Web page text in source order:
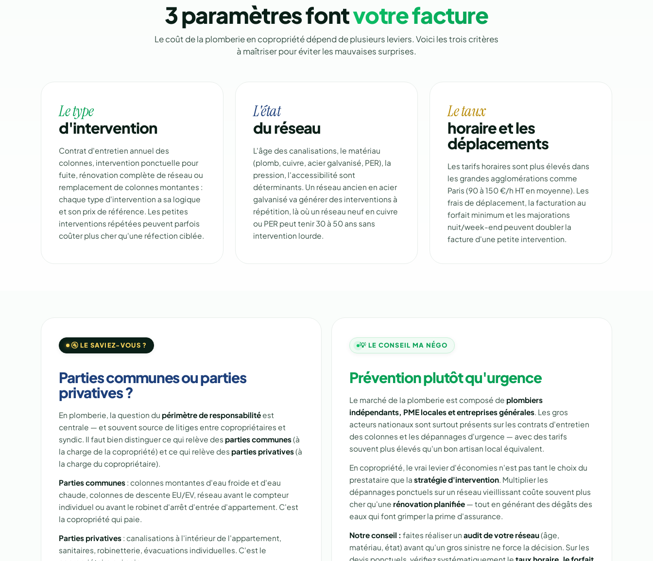
3 paramètres fontvotre facture
Le coût de la plomberie en copropriété dépend de plusieurs leviers. Voici les trois critères
à maîtriser pour éviter les mauvaises surprises.
Le type
d'intervention
Contrat d'entretien annuel des
colonnes, intervention ponctuelle pour
fuite, rénovation complète de réseau ou
remplacement de colonnes montantes :
chaque type d'intervention a sa logique
et son prix de référence. Les petites
interventions répétées peuvent parfois
coûter plus cher qu'une réfection ciblée.
L'état
du réseau
L'âge des canalisations, le matériau
(plomb, cuivre, acier galvanisé, PER), la
pression, l'accessibilité sont
déterminants. Un réseau ancien en acier
galvanisé va générer des interventions à
répétition, là où un réseau neuf en cuivre
ou PER peut tenir 30 à 50 ans sans
intervention lourde.
Le taux
horaire et les
déplacements
Les tarifs horaires sont plus élevés dans
les grandes agglomérations comme
Paris (90 à 150 €/h HT en moyenne). Les
frais de déplacement, la facturation au
forfait minimum et les majorations
nuit/week-end peuvent doubler la
facture d'une petite intervention.
🚰 LE SAVIEZ-VOUS ?
Parties communes ou parties
privatives ?
En plomberie, la question du périmètre de responsabilité est
centrale — et souvent source de litiges entre copropriétaires et
syndic. Il faut bien distinguer ce qui relève des parties communes(à
la charge de la copropriété) et ce qui relève des parties privatives(à
la charge du copropriétaire).
Parties communes : colonnes montantes d'eau froide et d'eau
chaude, colonnes de descente EU/EV, réseau avant le compteur
individuel ou avant le robinet d'arrêt d'entrée d'appartement. C'est
la copropriété qui paie.
Parties privatives : canalisations à l'intérieur de l'appartement,
sanitaires, robinetterie, évacuations individuelles. C'est le
💡 LE CONSEIL MA NÉGO
Prévention plutôt qu'urgence
Le marché de la plomberie est composé de plombiers
indépendants, PME locales et entreprises générales. Les gros
acteurs nationaux sont surtout présents sur les contrats d'entretien
des colonnes et les dépannages d'urgence — avec des tarifs
souvent plus élevés qu'un bon artisan local équivalent.
En copropriété, le vrai levier d'économies n'est pas tant le choix du
prestataire que la stratégie d'intervention. Multiplier les
dépannages ponctuels sur un réseau vieillissant coûte souvent plus
cher qu'une rénovation planifiée — tout en générant des dégâts des
eaux qui font grimper la prime d'assurance.
Notre conseil : faites réaliser un audit de votre réseau(âge,
matériau, état) avant qu'un gros sinistre ne force la décision. Sur les